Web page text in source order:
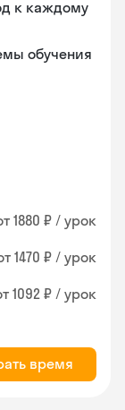
к каждому
обучения
1880 ₽ / урок
1470 ₽ / урок
1092 ₽ / урок
время